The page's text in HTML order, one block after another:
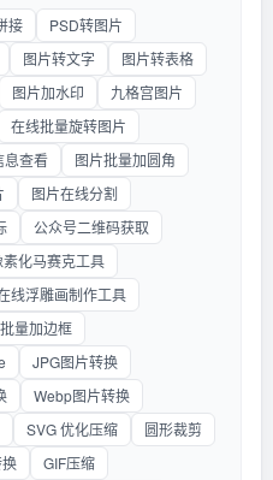
接
PSD转图片
图片转文字
图片转表格
图片加水印
九格宫图片
在线批量旋转图片
息查看
图片批量加圆角
图片在线分割
公众号二维码获取
化马赛克工具
线浮雕画制作工具
量加边框
JPG图片转换
Webp图片转换
SVG 优化压缩
圆形裁剪
GIF压缩